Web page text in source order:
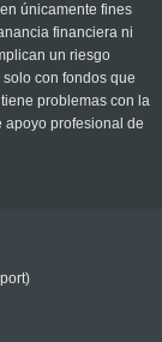
únicamente fines
financiera ni
un riesgo
con fondos que
problemas con la
profesional de